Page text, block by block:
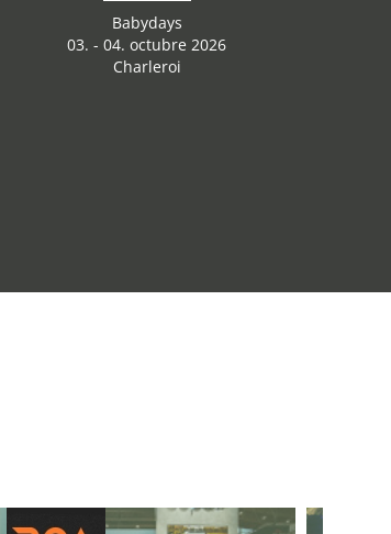
Babydays
03. - 04. octubre 2026
Charleroi